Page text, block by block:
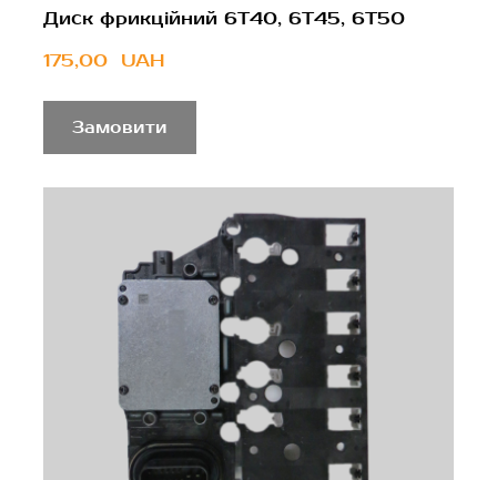
Диск фрикційний 6T40, 6T45, 6T50
175,00  UAH
Замовити